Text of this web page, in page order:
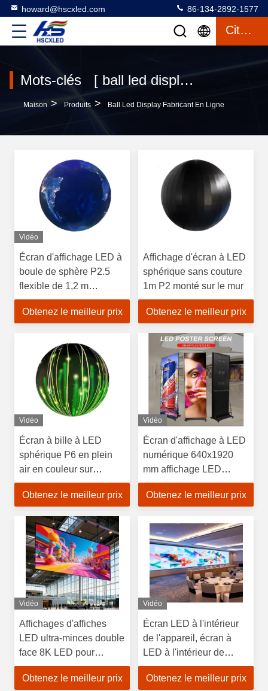
howard@hscxled.com 86-134-2892-1577
Citation
Mots-clés [ ball led display ] correspondance 67 produits
Maison > Produits > Ball Led Display Fabricant En Ligne
Vidéo
Écran d'affichage LED à
boule de sphère P2.5
flexible de 1,2 m
SMD1515
Obtenez le meilleur prix
Affichage d'écran à LED
sphérique sans couture
1m P2 monté sur le mur
Obtenez le meilleur prix
Vidéo
Écran à bille à LED
sphérique P6 en plein
air en couleur sur
mesure
Obtenez le meilleur prix
Vidéo
Écran d'affichage à LED
numérique 640x1920
mm affichage LED
debout
Obtenez le meilleur prix
Vidéo
Affichages d'affiches
LED ultra-minces double
face 8K LED pour
aéroports
Obtenez le meilleur prix
Vidéo
Écran LED à l'intérieur
de l'appareil, écran à
LED à l'intérieur de
l'appareil, écran à LED à
l'intérieur de l'appareil,
Obtenez le meilleur prix